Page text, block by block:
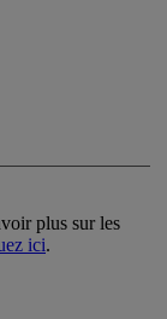
plus sur les
ici.